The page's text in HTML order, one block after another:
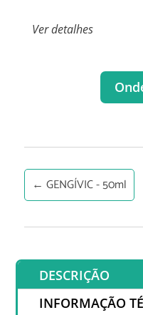
Ver detalhes
← GENGÍVIC - 50ml
DESCRIÇÃO
INFORMAÇÃO